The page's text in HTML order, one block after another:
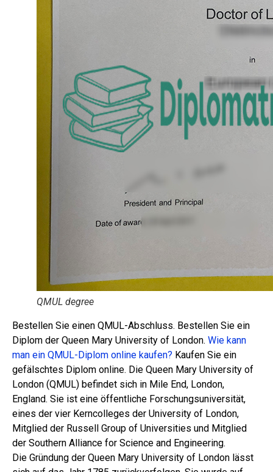
QMUL degree
Bestellen Sie einen QMUL-Abschluss. Bestellen Sie ein
Diplom der Queen Mary University of London. Wie kann
man ein QMUL-Diplom online kaufen? Kaufen Sie ein
gefälschtes Diplom online. Die Queen Mary University of
London (QMUL) befindet sich in Mile End, London,
England. Sie ist eine öffentliche Forschungsuniversität,
eines der vier Kerncolleges der University of London,
Mitglied der Russell Group of Universities und Mitglied
der Southern Alliance for Science and Engineering.
Die Gründung der Queen Mary University of London lässt